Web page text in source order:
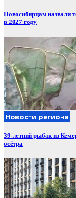
Новосибирцам назвали
в 2027 году
Новости региона
39-летний рыбак из
осётра